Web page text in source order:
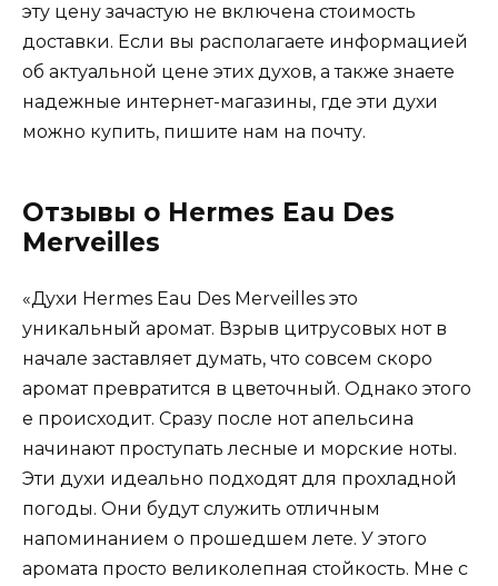
эту цену зачастую не включена стоимость
доставки. Если вы располагаете информацией
об актуальной цене этих духов, а также знаете
надежные интернет-магазины, где эти духи
можно купить, пишите нам на почту.
Отзывы о Hermes Eau Des
Merveilles
«Духи Hermes Eau Des Merveilles это
уникальный аромат. Взрыв цитрусовых нот в
начале заставляет думать, что совсем скоро
аромат превратится в цветочный. Однако этого
е происходит. Сразу после нот апельсина
начинают проступать лесные и морские ноты.
Эти духи идеально подходят для прохладной
погоды. Они будут служить отличным
напоминанием о прошедшем лете. У этого
аромата просто великолепная стойкость. Мне с